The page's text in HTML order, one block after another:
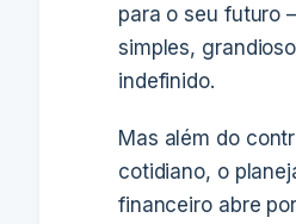
para o seu futuro
simples,
indefinido.
Mas além do
cotidiano, o
financeiro abre